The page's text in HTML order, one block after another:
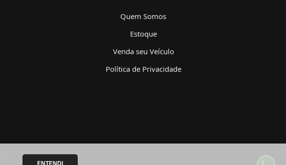
Quem Somos
Estoque
Venda seu Veículo
Política de Privacidade
ENTENDI